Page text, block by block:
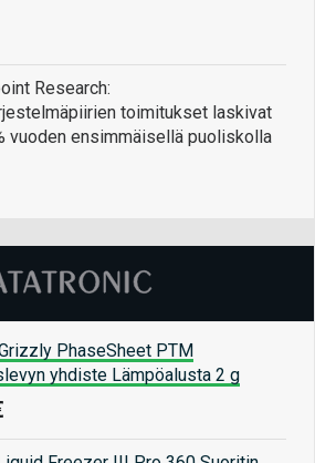
Research:
toimitukset laskivat
vuoden ensimmäisellä puoliskolla
PhaseSheet PTM
yhdiste Lämpöalusta 2 g